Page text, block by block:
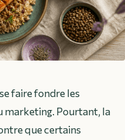
faire fondre les
marketing. Pourtant, la
que certains